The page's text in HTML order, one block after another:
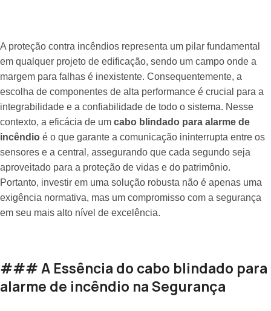
A proteção contra incêndios representa um pilar fundamental
em qualquer projeto de edificação, sendo um campo onde a
margem para falhas é inexistente. Consequentemente, a
escolha de componentes de alta performance é crucial para a
integrabilidade e a confiabilidade de todo o sistema. Nesse
contexto, a eficácia de um cabo blindado para alarme de
incêndio é o que garante a comunicação ininterrupta entre os
sensores e a central, assegurando que cada segundo seja
aproveitado para a proteção de vidas e do patrimônio.
Portanto, investir em uma solução robusta não é apenas uma
exigência normativa, mas um compromisso com a segurança
em seu mais alto nível de excelência.
### A Essência do cabo blindado para
alarme de incêndio na Segurança